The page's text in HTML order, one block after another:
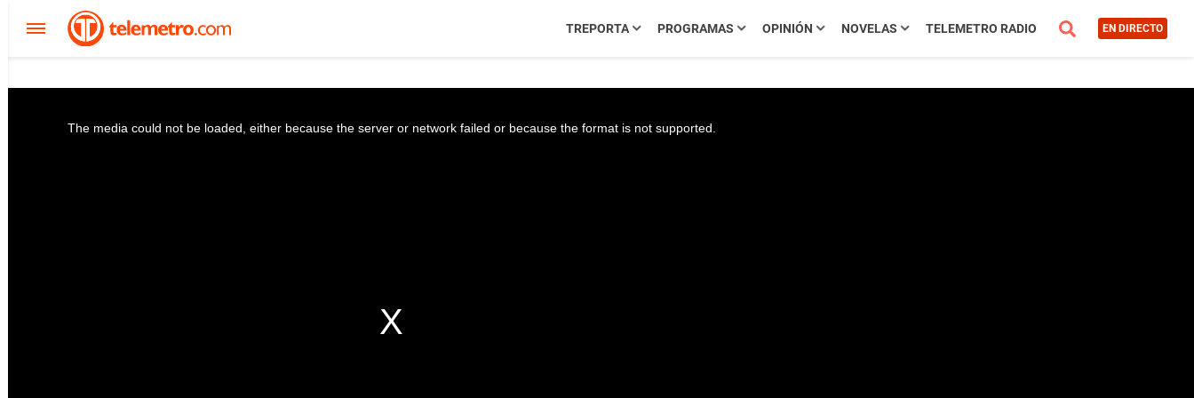
TREPORTA PROGRAMAS OPINIÓN NOVELAS TELEMETRO RADIO EN DIRECTO
The media could not be loaded, either because the server or network failed or because the format is not supported.